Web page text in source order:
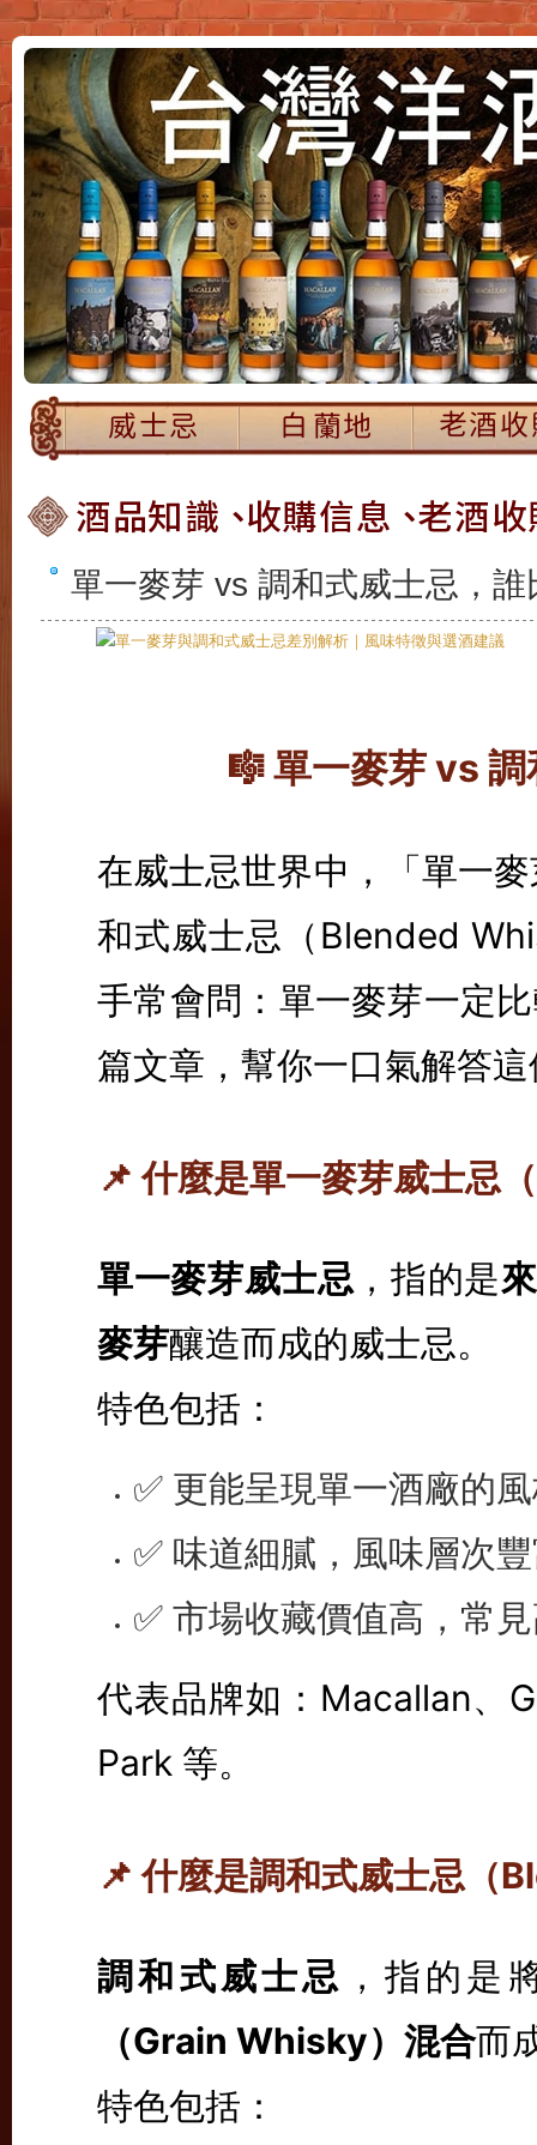
單一麥芽 vs 調和式威士忌，誰
🎼 單一麥芽 vs
在威士忌世界中，「單一
和式威士忌（Blended
手常會問：單一麥芽一定
篇文章，幫你一口氣解答
📌 什麼是單一麥芽威士忌
單一麥芽威士忌 ，指的是
麥芽釀造而成的威士忌。
特色包括：
✅ 更能呈現單一酒廠的
✅ 味道細膩，風味層次
✅ 市場收藏價值高，常
代表品牌如：Macallan、
Park 等。
📌 什麼是調和式威士忌（
調和式威士忌 ，指的是
（Grain Whisky）混合而
特色包括：